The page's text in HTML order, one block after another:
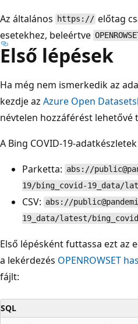
Az általános
https:// előtag
esetekhez, beleértve
Első lépések
Ha még nem ismerkedik az
kezdje az Azure Open
névtelen hozzáférést lehetővé
A Bing COVID-19-
Parketta: abs://
19/bing_covid-19_data/
CSV: abs://
19_data/latest/
Első lépésként futtassa ezt az
a lekérdezés OPENROWSET
fájlt:
SQL